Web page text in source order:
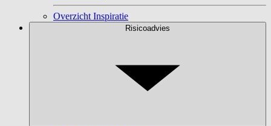
Overzicht Inspiratie
Risicoadvies